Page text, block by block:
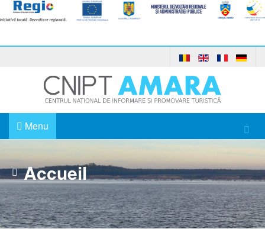
Menu
Accueil